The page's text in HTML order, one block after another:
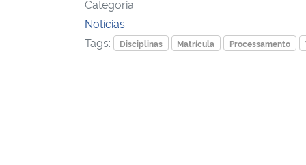
Categoria:
Notícias
Tags:
Disciplinas Matrícula Processamento